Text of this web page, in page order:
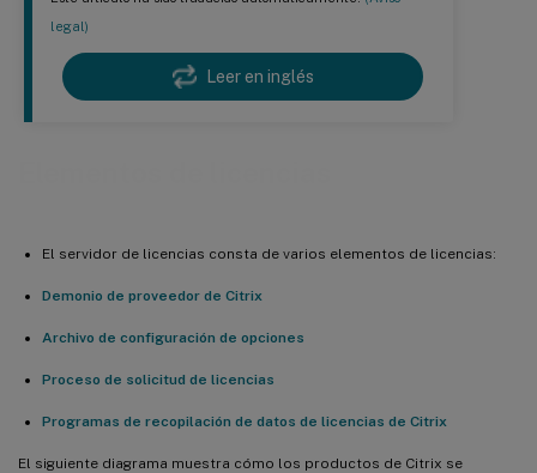
legal)
Leer en inglés
El servidor de licencias consta de varios elementos de licencias:
Demonio de proveedor de Citrix
Archivo de configuración de opciones
Proceso de solicitud de licencias
Programas de recopilación de datos de licencias de Citrix
El siguiente diagrama muestra cómo los productos de Citrix se